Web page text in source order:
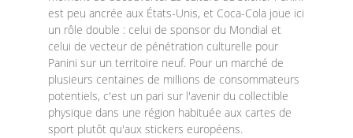
est peu ancrée aux États-Unis, et Coca-Cola joue ici
un rôle double : celui de sponsor du Mondial et
celui de vecteur de pénétration culturelle pour
Panini sur un territoire neuf. Pour un marché de
plusieurs centaines de millions de consommateurs
potentiels, c'est un pari sur l'avenir du collectible
physique dans une région habituée aux cartes de
sport plutôt qu'aux stickers européens.